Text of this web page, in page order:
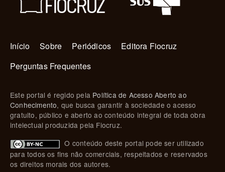
Navegação principal
Início Sobre Periódicos
Editora Fiocruz
Perguntas Frequentes
Este portal é regido pela Política de Acesso Aberto ao
Conhecimento, que busca garantir à sociedade o acesso
gratuito, público e aberto ao conteúdo integral de toda obra
intelectual produzida pela Fiocruz.
O conteúdo deste portal pode ser utilizado
para todos os fins não comerciais, respeitados e reservados
os direitos morais dos autores.